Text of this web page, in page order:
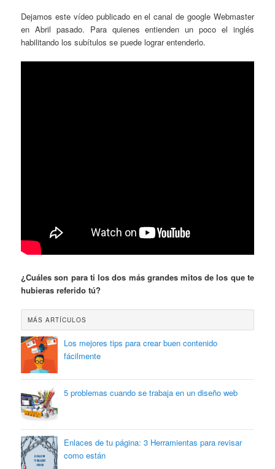
Dejamos este vídeo publicado en el canal de google Webmaster
en Abril pasado. Para quienes entienden un poco el inglés
habilitando los subítulos se puede lograr entenderlo.
¿Cuáles son para ti los dos más grandes mitos de los que te
hubieras referido tú?
MÁS ARTÍCULOS
Los mejores tips para crear buen contenido
fácilmente
5 problemas cuando se trabaja en un diseño web
Enlaces de tu página: 3 Herramientas para revisar
como están